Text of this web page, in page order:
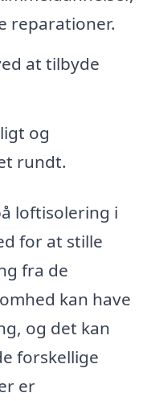
reparationer.
at tilbyde
og
rundt.
loftisolering i
for at stille
fra de
kan have
og det kan
forskellige
er